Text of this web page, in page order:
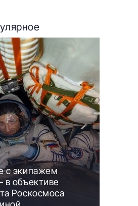
с экипажем
объективе
Роскосмоса